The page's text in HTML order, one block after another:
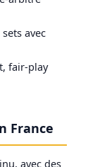
avec
fair-play
France
avec des